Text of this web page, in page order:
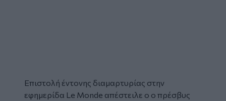
Επιστολή έντονης διαμαρτυρίας στην
εφημερίδα Le Monde απέστειλε ο ο πρέσβυς